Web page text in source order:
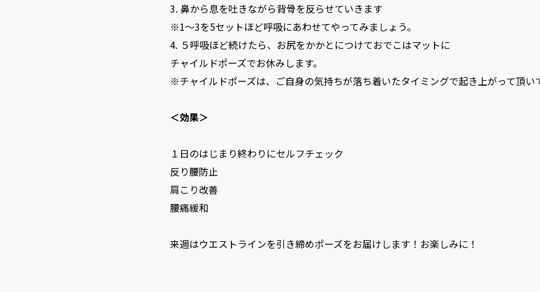
3. 鼻から息を吐きながら背骨を反らせていきます
※1〜3を5セットほど呼吸にあわせてやってみましょう。
4. ５呼吸ほど続けたら、お尻をかかとにつけておでこはマットに
チャイルドポーズでお休みします。
※チャイルドポーズは、ご自身の気持ちが落ち着いたタイミングで起き上がって頂い
＜効果＞
１日のはじまり終わりにセルフチェック
反り腰防止
肩こり改善
腰痛緩和
来週はウエストラインを引き締めポーズをお届けします！お楽しみに！